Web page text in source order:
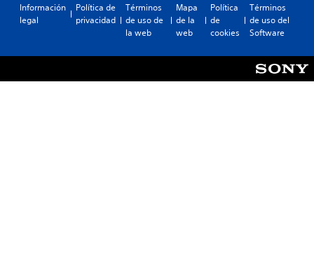
Información
legal
Política de
privacidad
Términos
de uso de
la web
Mapa
de la
web
Política
de
cookies
Términos
de uso del
Software